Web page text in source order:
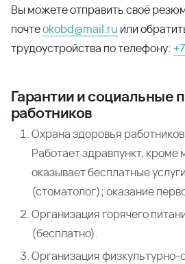
Вы можете отправить своё
почтеokobd@mail.ru или
трудоустройства по телефону:
Гарантии и социальные
работников
Охрана здоровья
Работает здравпункт, кроме
оказывает бесплатные
(стоматолог); оказание
Организация горячего
(бесплатно).
Организация физкультурно-